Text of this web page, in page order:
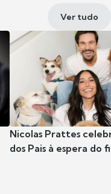
Ver tudo
Nicolas Prattes
dos Pais à espera do